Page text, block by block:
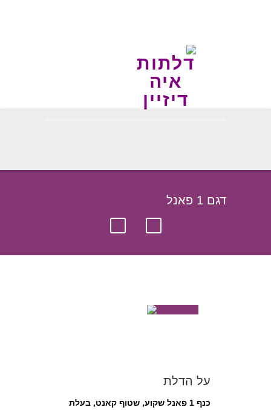
דגם 1 פאנל
על הדלת
כנף 1 פאנל שקוע, שטוף קאנט, בעלת